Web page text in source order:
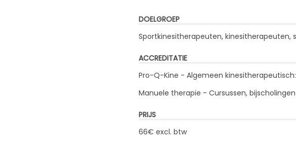
DOELGROEP
Sportkinesitherapeuten, kinesitherapeuten,
ACCREDITATIE
Pro-Q-Kine - Algemeen
Manuele therapie - Cursussen,
PRIJS
66€ excl. btw